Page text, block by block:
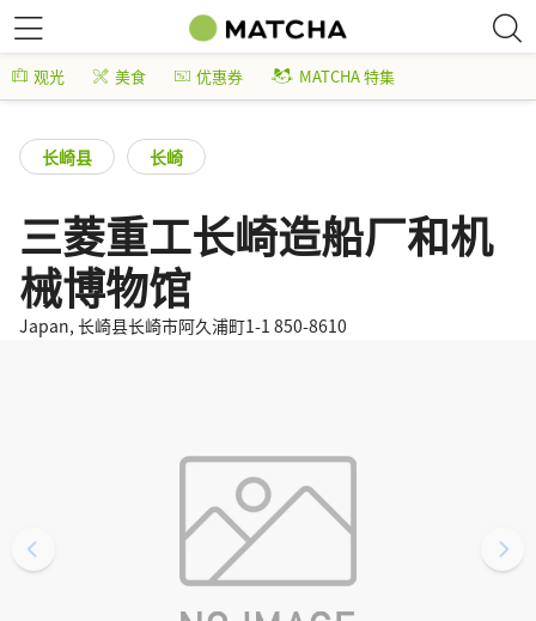
观光 美食 优惠券 MATCHA 特集
长崎县 长崎
三菱重工长崎造船厂和机
械博物馆
Japan, 长崎县长崎市阿久浦町1-1 850-8610